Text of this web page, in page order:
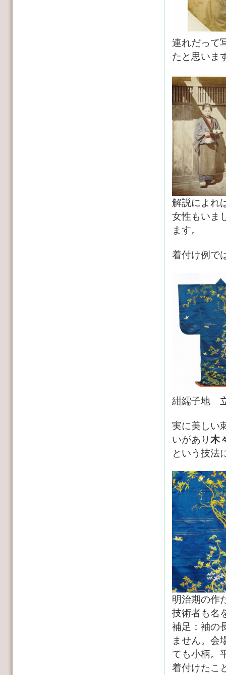
連れだって
たと思いま
解説によれ
女性もいま
ます。
着付け例で
紺繻子地
実に美しい
いがあり木
という技法
明治期の作
技術者も名
補足：袖の
ません。会
ても小柄。
着付けたこ